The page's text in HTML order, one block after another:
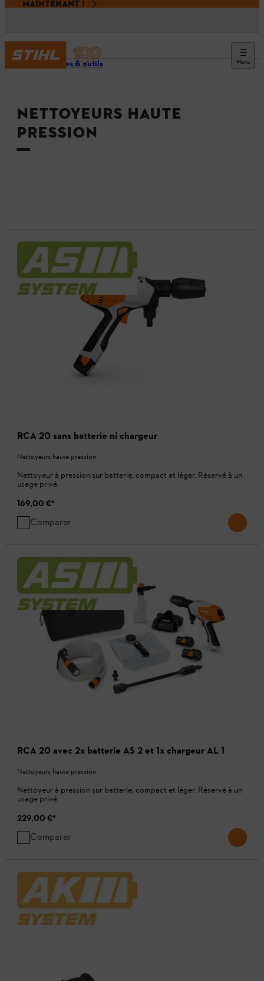
MAINTENANT !
Menu
Machines & outils
NETTOYEURS HAUTE
PRESSION
RCA 20 sans batterie ni chargeur
Nettoyeurs haute pression
Nettoyeur à pression sur batterie, compact et léger. Réservé à un
usage privé
169,00 €*
Comparer
RCA 20 avec 2x batterie AS 2 et 1x chargeur AL 1
Nettoyeurs haute pression
Nettoyeur à pression sur batterie, compact et léger. Réservé à un
usage privé
229,00 €*
Comparer